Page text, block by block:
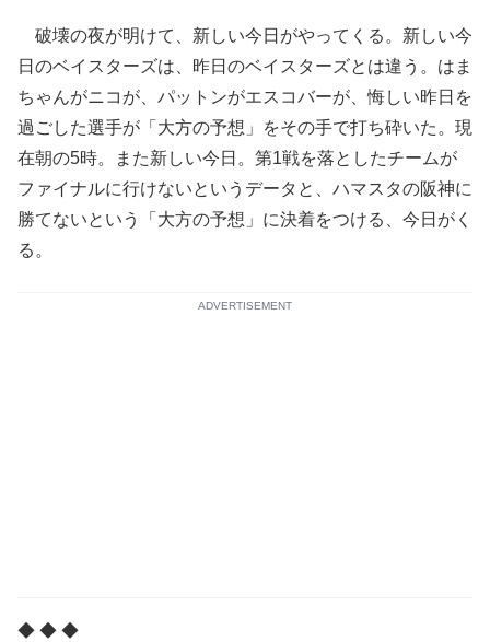
破壊の夜が明けて、新しい今日がやってくる。新しい今
日のベイスターズは、昨日のベイスターズとは違う。はま
ちゃんがニコが、パットンがエスコバーが、悔しい昨日を
過ごした選手が「大方の予想」をその手で打ち砕いた。現
在朝の5時。また新しい今日。第1戦を落としたチームが
ファイナルに行けないというデータと、ハマスタの阪神に
勝てないという「大方の予想」に決着をつける、今日がく
る。
ADVERTISEMENT
◆ ◆ ◆